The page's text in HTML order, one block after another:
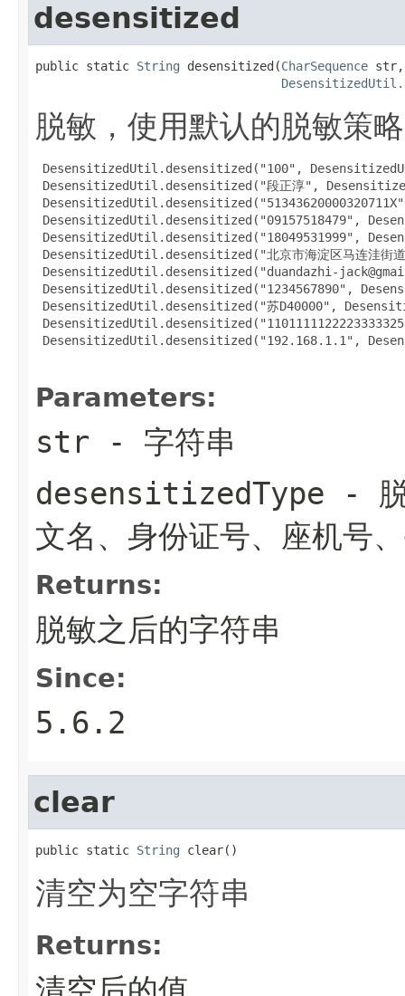
desensitized
public static String desensitized(CharSequence str,
脱敏，使用默认的脱敏策略
DesensitizedUtil.desensitized("100",
DesensitizedUtil.desensitized("段正淳",
DesensitizedUtil.desensitized("09157518479",
DesensitizedUtil.desensitized("18049531999",
DesensitizedUtil.desensitized("北京市海淀区马连洼
DesensitizedUtil.desensitized("duandazhi-
DesensitizedUtil.desensitized("1234567890",
DesensitizedUtil.desensitized("苏D40000",
DesensitizedUtil.desensitized("192.168.1.1",
Parameters:
str - 字符串
desensitizedType - 脱
文名、身份证号、座机号
Returns:
脱敏之后的字符串
Since:
5.6.2
clear
public static String clear()
清空为空字符串
Returns: